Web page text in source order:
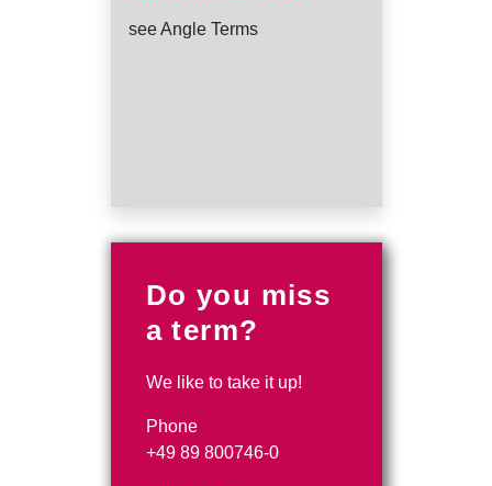
see Angle Terms
Do you miss
a term?
We like to take it up!
Phone
+49 89 800746-0